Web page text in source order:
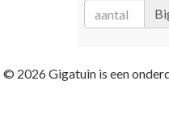
© 2026 Gigatuin is een